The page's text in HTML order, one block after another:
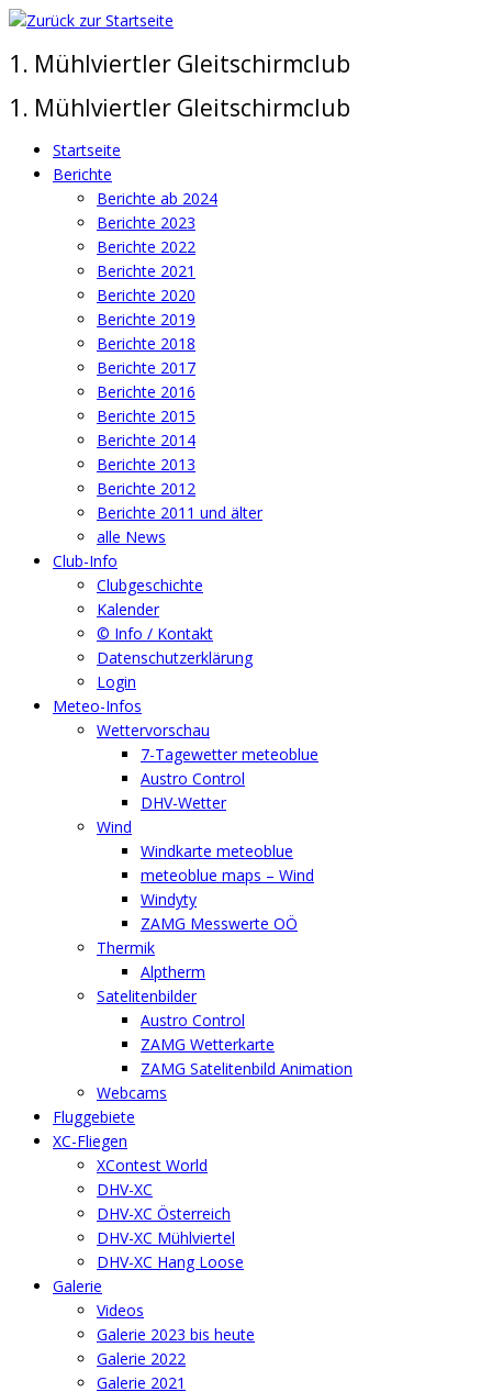
Zum
springen
1. Mühlviertler Gleitschirmclub
1. Mühlviertler Gleitschirmclub
Startseite
Berichte
Berichte ab 2024
Berichte 2023
Berichte 2022
Berichte 2021
Berichte 2020
Berichte 2019
Berichte 2018
Berichte 2017
Berichte 2016
Berichte 2015
Berichte 2014
Berichte 2013
Berichte 2012
Berichte 2011 und älter
alle News
Club-Info
Clubgeschichte
Kalender
© Info / Kontakt
Datenschutzerklärung
Login
Meteo-Infos
Wettervorschau
7-Tagewetter meteoblue
Austro Control
DHV-Wetter
Wind
Windkarte meteoblue
meteoblue maps – Wind
Windyty
ZAMG Messwerte OÖ
Thermik
Alptherm
Satelitenbilder
Austro Control
ZAMG Wetterkarte
ZAMG Satelitenbild Animation
Webcams
Fluggebiete
XC-Fliegen
XContest World
DHV-XC
DHV-XC Österreich
DHV-XC Mühlviertel
DHV-XC Hang Loose
Galerie
Videos
Galerie 2023 bis heute
Galerie 2022
Galerie 2021